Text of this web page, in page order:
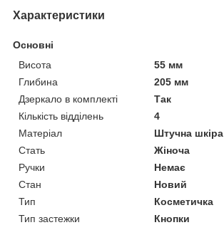
Характеристики
Основні
Висота
55 мм
Глибина
205 мм
Дзеркало в комплекті
Так
Кількість відділень
4
Матеріал
Штучна шкіра
Стать
Жіноча
Ручки
Немає
Стан
Новий
Тип
Косметичка
Тип застежки
Кнопки